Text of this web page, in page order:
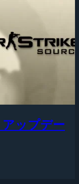
アップデー